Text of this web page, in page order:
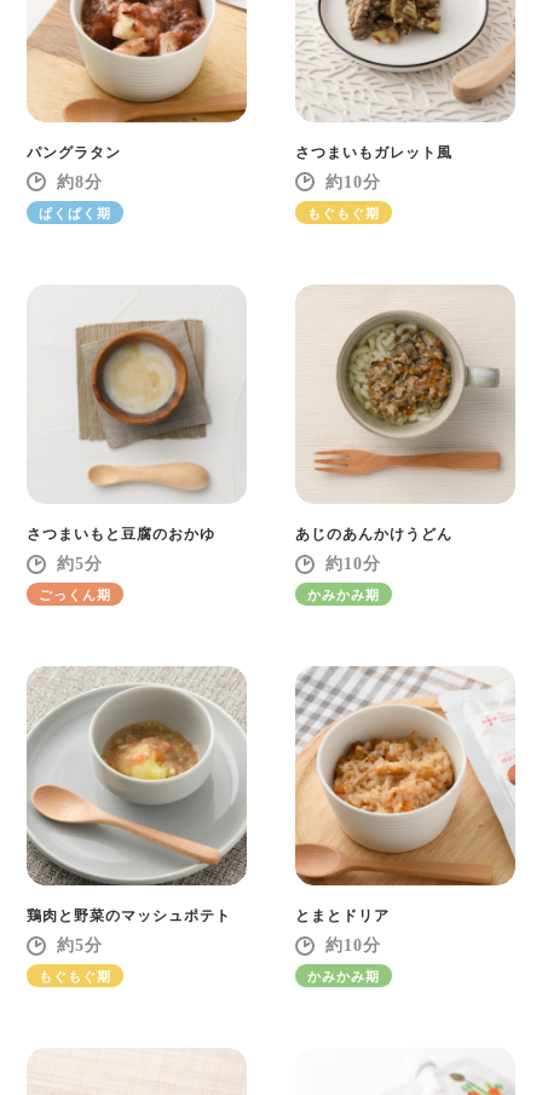
パングラタン
8
ぱくぱく期
さつまいもガレット風
10
もぐもぐ期
さつまいもと豆腐のおかゆ
5
ごっくん期
あじのあんかけうどん
10
かみかみ期
鶏肉と野菜のマッシュポテト
5
もぐもぐ期
とまとドリア
10
かみかみ期